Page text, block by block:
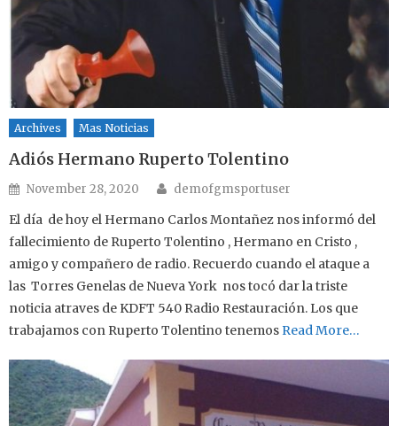
Archives Mas Noticias
Adiós Hermano Ruperto Tolentino
Posted on
November 28, 2020 Author
demofgmsportuser
El día de hoy el Hermano Carlos Montañez nos informó del
fallecimiento de Ruperto Tolentino , Hermano en Cristo ,
amigo y compañero de radio. Recuerdo cuando el ataque a
las Torres Genelas de Nueva York nos tocó dar la triste
noticia atraves de KDFT 540 Radio Restauración. Los que
trabajamos con Ruperto Tolentino tenemos Read More…